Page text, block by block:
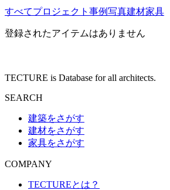
すべてプロジェクト 事例写真建材家具
登録されたアイテムはありません
TECTURE is Database for all architects.
SEARCH
建築をさがす
建材をさがす
家具をさがす
COMPANY
TECTUREとは？